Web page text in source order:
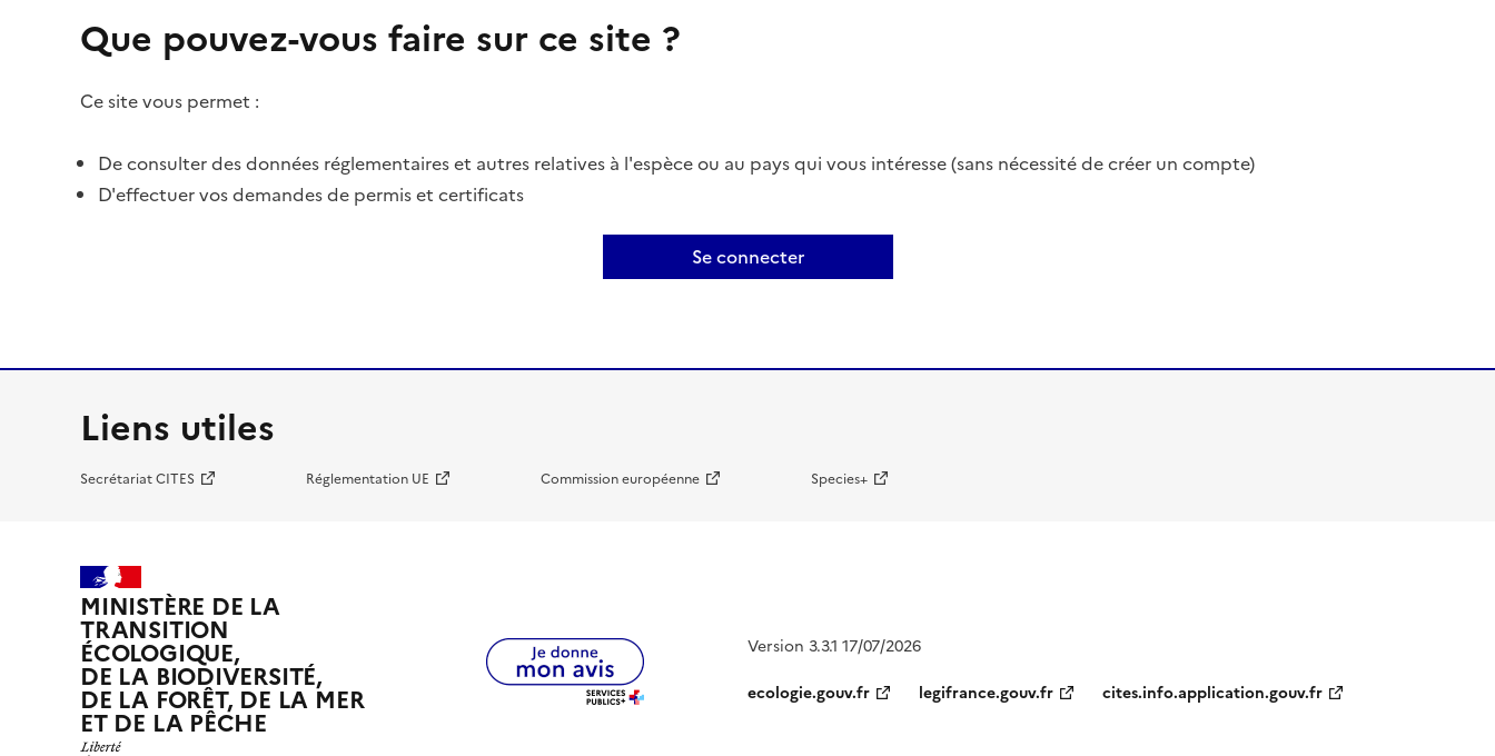
Que pouvez-vous faire sur ce site ?
Ce site vous permet :
De consulter des données réglementaires et autres relatives à l'espèce ou au pays qui vous intéresse (sans nécessité de créer un compte)
D'effectuer vos demandes de permis et certificats
Se connecter
Liens utiles
Secrétariat CITES Réglementation UE Commission européenne Species+
MINISTÈRE DE LA
TRANSITION
ÉCOLOGIQUE,
DE LA BIODIVERSITÉ,
DE LA FORÊT, DE LA MER
ET DE LA PÊCHE
Version 3.3.1 17/07/2026
ecologie.gouv.fr
legifrance.gouv.fr cites.info.application.gouv.fr